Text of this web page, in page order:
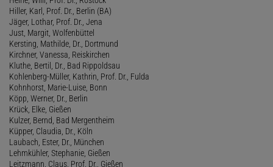
Hiller, Karl, Prof. Dr., Berlin (BA)
Jäger, Lothar, Prof. Dr., Jena
Just, Margit, Wolfenbüttel
Kersting, Mathilde, Dr., Dortmund
Kirchner, Vanessa, Reiskirchen
Kluthe, Bertil, Dr., Bad Rippoldsau
Kohlenberg-Müller, Kathrin, Prof. Dr., Fulda
Kohnhorst, Marie-Luise, Bonn
Köpp, Werner, Dr., Berlin
Krück, Elke, Gießen
Kulzer, Bernd, Bad Mergentheim
Küpper, Claudia, Dr., Köln
Laubach, Ester, Dr., München
Lehmkühler, Stephanie, Gießen
Leitzmann, Claus, Prof. Dr., Gießen